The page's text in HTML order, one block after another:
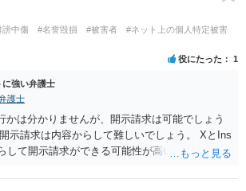
謗中傷 #名誉毀損 #被害者
#ネット上の個人特定被害
役にたった 1
に強い弁護士
護士
かは分かりませんが、開示請求は可能でしょう
示請求は内容からして難しいでしょう。 XとIns
して開示請求ができる可能性が高いでしょう。
アカウントが削除されている場合、今から進め